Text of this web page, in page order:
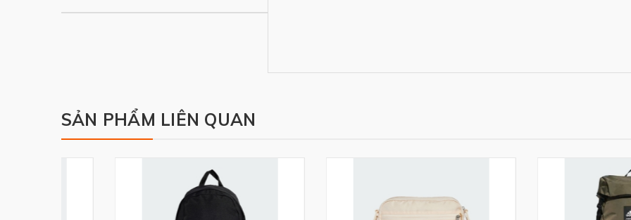
SẢN PHẨM LIÊN QUAN